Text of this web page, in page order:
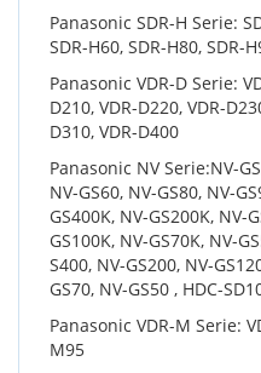
Panasonic SDR-H Serie:
SDR-H60, SDR-H80, SDR-
Panasonic VDR-D Serie:
D210, VDR-D220, VDR-
D310, VDR-D400
Panasonic NV Serie:NV-
NV-GS60, NV-GS80, NV-
GS400K, NV-GS200K, NV-
GS100K, NV-GS70K, NV-
S400, NV-GS200, NV-
GS70, NV-GS50 , HDC-
Panasonic VDR-M Serie:
M95